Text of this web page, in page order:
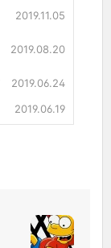
2019.11.05
2019.08.20
2019.06.24
2019.06.19